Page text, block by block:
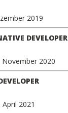
2019
DEVELOPER
November 2020
April 2021